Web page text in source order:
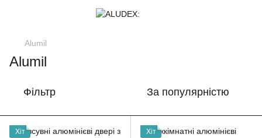
Alumil
Alumil
Фільтр За популярністю
Хіт
Хіт